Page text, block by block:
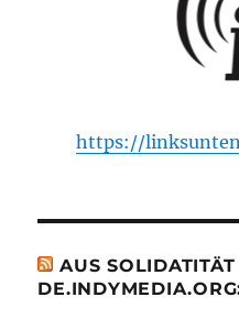
https://
AUS